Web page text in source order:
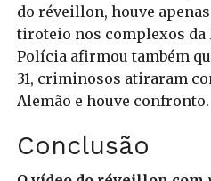
do réveillon, houve
tiroteio nos complexos da
Polícia afirmou também
31, criminosos atiraram
Alemão e houve confronto.
Conclusão